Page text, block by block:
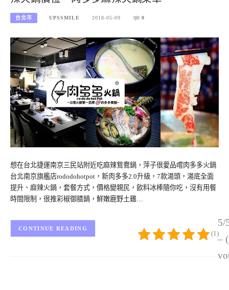
台北市 UPSSMILE 2018-05-09 0
想在台北捷運南京三民站附近吃麻辣鴛鴦鍋，萍子很愛品嚐肉多多火鍋
台北南京旗艦店rododohotpot，新肉多多2.0升級，7款湯頭，湯底全面
提升、麻辣火鍋，套餐方式，價格變親民，飲料冰棒隨你吃，沒有用餐
時間限制，很推彩椒御膳鍋，鮮嫩鹿野土雞…
5/
–
(1)
CONTINUE READING